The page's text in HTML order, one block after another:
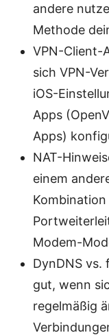
andere
Methode
VPN-Client-
sich VPN-
iOS-
Apps
Apps)
NAT-
einem
Modem-
DynDNS vs.
gut, wenn
regelmäßig